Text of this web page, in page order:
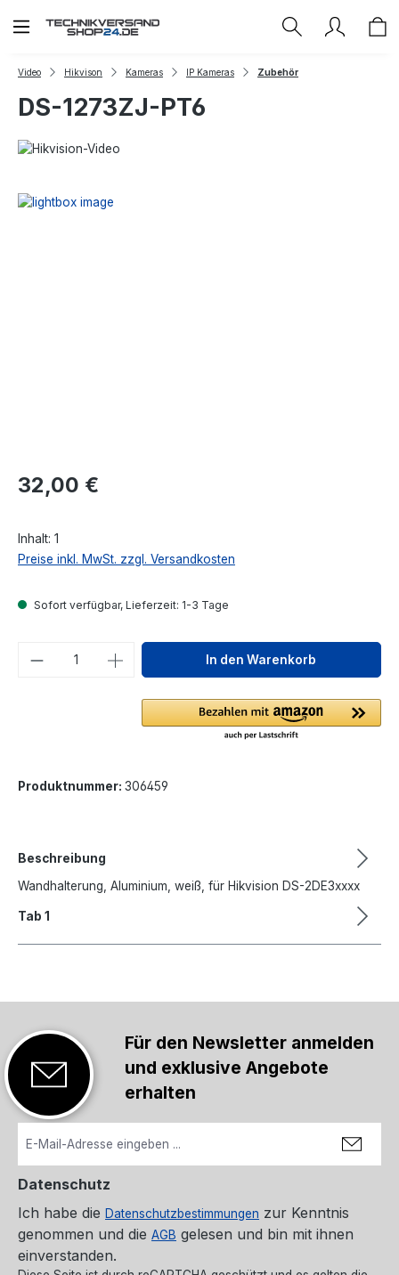
Zum Hauptinhalt springen
Video Hikvison Kameras IP Kameras Zubehör
DS-1273ZJ-PT6
Regulärer Preis:
32,00 €
Inhalt: 1
Preise inkl. MwSt. zzgl. Versandkosten
Sofort verfügbar, Lieferzeit: 1-3 Tage
Produkt Anzahl: Gib denIn den Warenkorb
Produktnummer: 306459
Beschreibung
Wandhalterung, Aluminium, weiß, für Hikvision DS-2DE3xxxx
Tab 1
Für den Newsletter anmelden
und exklusive Angebote
erhalten
Datenschutz
Ich habe die Datenschutzbestimmungen zur Kenntnis
genommen und die AGB gelesen und bin mit ihnen
einverstanden.